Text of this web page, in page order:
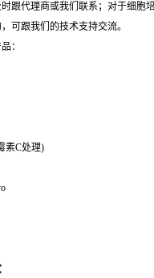
跟代理商或我们联系；对于细胞
可跟我们的技术支持交流。
：
素C处理)